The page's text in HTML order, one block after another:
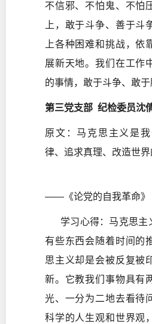
不信邪、不怕鬼、不怕
上，敢于斗争、善于斗
上各种困难和挑战，依
展新天地。我们在工作
的事情，敢于斗争、敢于
第三党支部 纪检委员沈
原文：马克思主义是
律、追求真理、改造世界
——《论党的自我革命》
学习心得：马克思主
有些东西会随着时间的
思主义却是会被反复被
新。它教我们事物具有
光、一分为二地去看待
科学的人生观和世界观